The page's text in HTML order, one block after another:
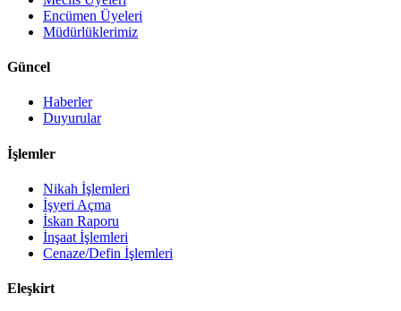
Encümen Üyeleri
Müdürlüklerimiz
Güncel
Haberler
Duyurular
İşlemler
Nikah İşlemleri
İşyeri Açma
İskan Raporu
İnşaat İşlemleri
Cenaze/Defin İşlemleri
Eleşkirt